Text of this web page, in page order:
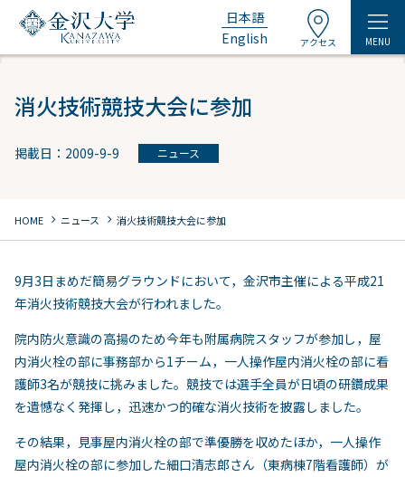
日本語
English
アクセス MENU
消火技術競技大会に参加
掲載日：2009-9-9 ニュース
HOME chevron_right ニュース chevron_right 消火技術競技大会に参加
9月3日まめだ簡易グラウンドにおいて，金沢市主催による平成21
年消火技術競技大会が行われました。
院内防火意識の高揚のため今年も附属病院スタッフが参加し，屋
内消火栓の部に事務部から1チーム，一人操作屋内消火栓の部に看
護師3名が競技に挑みました。競技では選手全員が日頃の研鑽成果
を遺憾なく発揮し，迅速かつ的確な消火技術を披露しました。
その結果，見事屋内消火栓の部で準優勝を収めたほか，一人操作
屋内消火栓の部に参加した細口清志郎さん（東病棟7階看護師）が